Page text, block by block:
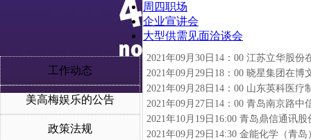
工作动态
美高梅娱乐的公告
政策法规
周四职场
企业宣讲会
大型供需见面洽谈会
2021年09月30日14：00 江苏立华股份
2021年09月29日18：00 晓星集团在博
2021年09月28日14：00 山东英科医
2021年09月27日14：00 青岛南京路
2021年10月19日16:00 青岛鼎信通讯
2021年09月29日14:30 金能化学（青